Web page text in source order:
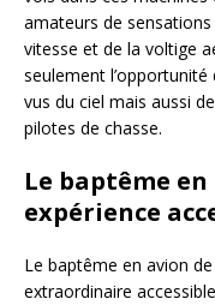
amateurs de
vitesse et de la voltige
seulement
vus du ciel mais aussi
pilotes de chasse.
Le baptême en
expérience
Le baptême en avion
extraordinaire